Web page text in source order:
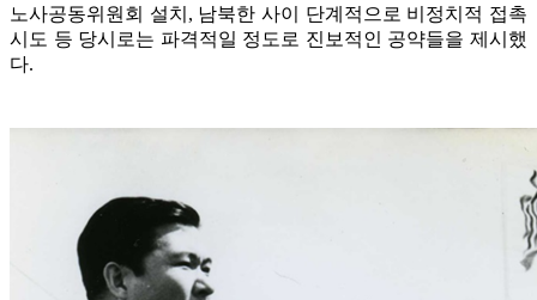
노사공동위원회 설치, 남북한 사이 단계적으로 비정치적 접촉
시도 등 당시로는 파격적일 정도로 진보적인 공약들을 제시했
다.